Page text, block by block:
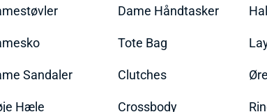
Sandaler
Hæle
Dame Håndtasker
Tote Bag
Clutches
Crossbody